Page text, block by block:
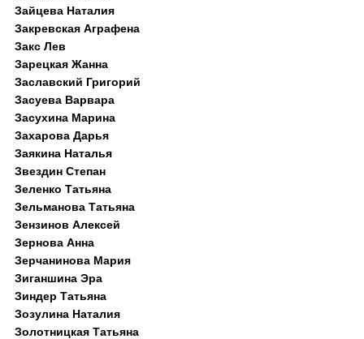
Зайцева Наталия
Закревская Аграфена
Закс Лев
Зарецкая Жанна
Заславский Григорий
Засуева Варвара
Засухина Марина
Захарова Дарья
Заякина Наталья
Звездин Степан
Зеленко Татьяна
Зельманова Татьяна
Зензинов Алексей
Зернова Анна
Зерчанинова Мария
Зиганшина Эра
Зиндер Татьяна
Зозулина Наталия
Золотницкая Татьяна